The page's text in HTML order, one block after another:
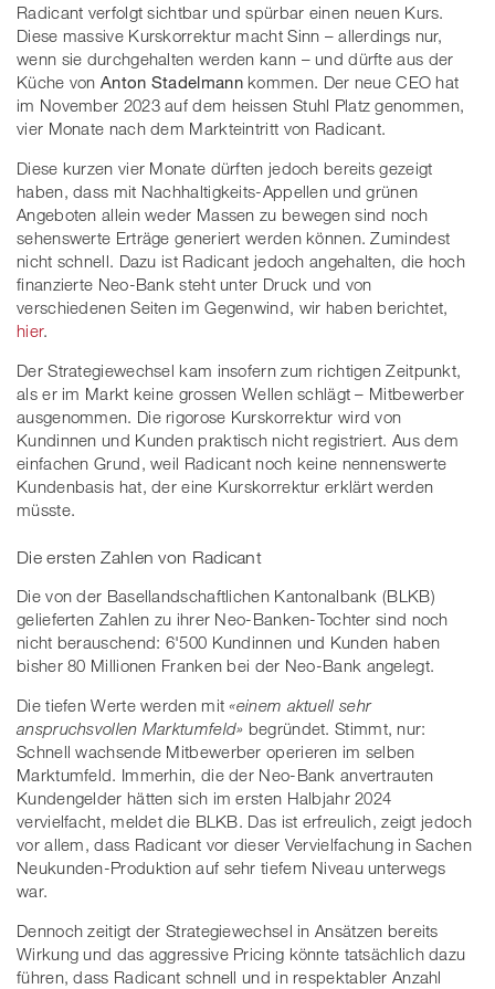
Radicant verfolgt sichtbar und spürbar einen neuen Kurs.
Diese massive Kurskorrektur macht Sinn – allerdings nur,
wenn sie durchgehalten werden kann – und dürfte aus der
Küche von Anton Stadelmannkommen. Der neue CEO hat
im November 2023 auf dem heissen Stuhl Platz genommen,
vier Monate nach dem Markteintritt von Radicant.
Diese kurzen vier Monate dürften jedoch bereits gezeigt
haben, dass mit Nachhaltigkeits-Appellen und grünen
Angeboten allein weder Massen zu bewegen sind noch
sehenswerte Erträge generiert werden können. Zumindest
nicht schnell. Dazu ist Radicant jedoch angehalten, die hoch
finanzierte Neo-Bank steht unter Druck und von
verschiedenen Seiten im Gegenwind, wir haben berichtet,
hier.
Der Strategiewechsel kam insofern zum richtigen Zeitpunkt,
als er im Markt keine grossen Wellen schlägt – Mitbewerber
ausgenommen. Die rigorose Kurskorrektur wird von
Kundinnen und Kunden praktisch nicht registriert. Aus dem
einfachen Grund, weil Radicant noch keine nennenswerte
Kundenbasis hat, der eine Kurskorrektur erklärt werden
müsste.
Die ersten Zahlen von Radicant
Die von der Basellandschaftlichen Kantonalbank (BLKB)
gelieferten Zahlen zu ihrer Neo-Banken-Tochter sind noch
nicht berauschend: 6'500 Kundinnen und Kunden haben
bisher 80 Millionen Franken bei der Neo-Bank angelegt.
Die tiefen Werte werden mit«einem aktuell sehr
anspruchsvollen Marktumfeld» begründet. Stimmt, nur:
Schnell wachsende Mitbewerber operieren im selben
Marktumfeld. Immerhin, die der Neo-Bank anvertrauten
Kundengelder hätten sich im ersten Halbjahr 2024
vervielfacht, meldet die BLKB. Das ist erfreulich, zeigt jedoch
vor allem, dass Radicant vor dieser Vervielfachung in Sachen
Neukunden-Produktion auf sehr tiefem Niveau unterwegs
war.
Dennoch zeitigt der Strategiewechsel in Ansätzen bereits
Wirkung und das aggressive Pricing könnte tatsächlich dazu
führen, dass Radicant schnell und in respektabler Anzahl